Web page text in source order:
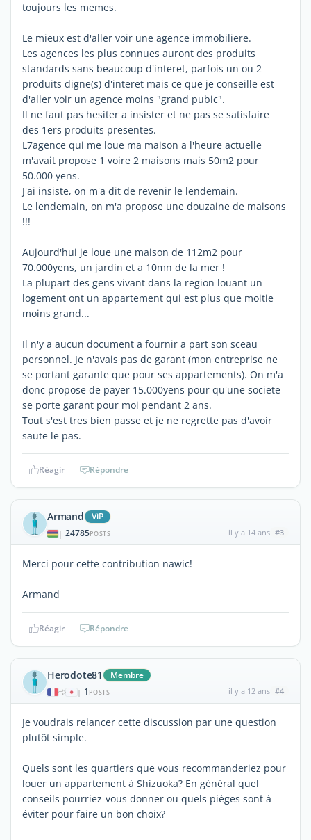
toujours les memes.
Le mieux est d'aller voir une agence immobiliere.
Les agences les plus connues auront des produits
standards sans beaucoup d'interet, parfois un ou 2
produits digne(s) d'interet mais ce que je conseille est
d'aller voir un agence moins "grand pubic".
Il ne faut pas hesiter a insister et ne pas se satisfaire
des 1ers produits presentes.
L7agence qui me loue ma maison a l'heure actuelle
m'avait propose 1 voire 2 maisons mais 50m2 pour
50.000 yens.
J'ai insiste, on m'a dit de revenir le lendemain.
Le lendemain, on m'a propose une douzaine de maisons
!!!
Aujourd'hui je loue une maison de 112m2 pour
70.000yens, un jardin et a 10mn de la mer !
La plupart des gens vivant dans la region louant un
logement ont un appartement qui est plus que moitie
moins grand...
Il n'y a aucun document a fournir a part son sceau
personnel. Je n'avais pas de garant (mon entreprise ne
se portant garante que pour ses appartements). On m'a
donc propose de payer 15.000yens pour qu'une societe
se porte garant pour moi pendant 2 ans.
Tout s'est tres bien passe et je ne regrette pas d'avoir
saute le pas.
Réagir Répondre
Armand ViP
| 24785POSTS il y a 14 ans #3
Merci pour cette contribution nawic!
Armand
Réagir Répondre
Herodote81 Membre
| 1 POSTS il y a 12 ans #4
Je voudrais relancer cette discussion par une question
plutôt simple.
Quels sont les quartiers que vous recommanderiez pour
louer un appartement à Shizuoka? En général quel
conseils pourriez-vous donner ou quels pièges sont à
éviter pour faire un bon choix?